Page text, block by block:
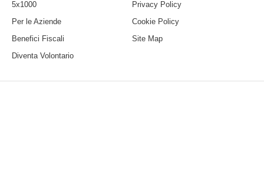
5x1000
Per le Aziende
Benefici Fiscali
Diventa Volontario
Privacy Policy
Cookie Policy
Site Map